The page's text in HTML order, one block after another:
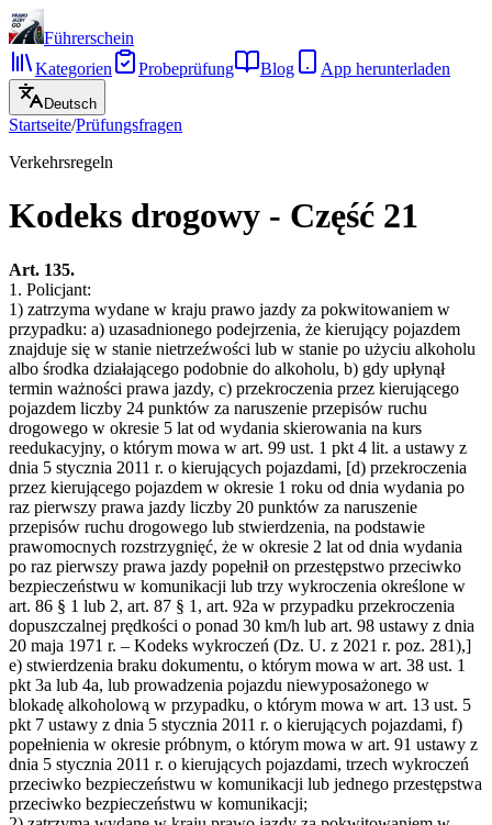
Führerschein
Kategorien
Probeprüfung Blog App herunterladen
Deutsch
Startseite/Prüfungsfragen
Verkehrsregeln
Kodeks drogowy - Część 21
Art. 135.
1. Policjant:
1) zatrzyma wydane w kraju prawo jazdy za pokwitowaniem w
przypadku: a) uzasadnionego podejrzenia, że kierujący pojazdem
znajduje się w stanie nietrzeźwości lub w stanie po użyciu alkoholu
albo środka działającego podobnie do alkoholu, b) gdy upłynął
termin ważności prawa jazdy, c) przekroczenia przez kierującego
pojazdem liczby 24 punktów za naruszenie przepisów ruchu
drogowego w okresie 5 lat od wydania skierowania na kurs
reedukacyjny, o którym mowa w art. 99 ust. 1 pkt 4 lit. a ustawy z
dnia 5 stycznia 2011 r. o kierujących pojazdami, [d) przekroczenia
przez kierującego pojazdem w okresie 1 roku od dnia wydania po
raz pierwszy prawa jazdy liczby 20 punktów za naruszenie
przepisów ruchu drogowego lub stwierdzenia, na podstawie
prawomocnych rozstrzygnięć, że w okresie 2 lat od dnia wydania
po raz pierwszy prawa jazdy popełnił on przestępstwo przeciwko
bezpieczeństwu w komunikacji lub trzy wykroczenia określone w
art. 86 § 1 lub 2, art. 87 § 1, art. 92a w przypadku przekroczenia
dopuszczalnej prędkości o ponad 30 km/h lub art. 98 ustawy z dnia
20 maja 1971 r. – Kodeks wykroczeń (Dz. U. z 2021 r. poz. 281),]
e) stwierdzenia braku dokumentu, o którym mowa w art. 38 ust. 1
pkt 3a lub 4a, lub prowadzenia pojazdu niewyposażonego w
blokadę alkoholową w przypadku, o którym mowa w art. 13 ust. 5
pkt 7 ustawy z dnia 5 stycznia 2011 r. o kierujących pojazdami, f)
popełnienia w okresie próbnym, o którym mowa w art. 91 ustawy z
dnia 5 stycznia 2011 r. o kierujących pojazdami, trzech wykroczeń
przeciwko bezpieczeństwu w komunikacji lub jednego przestępstwa
przeciwko bezpieczeństwu w komunikacji;